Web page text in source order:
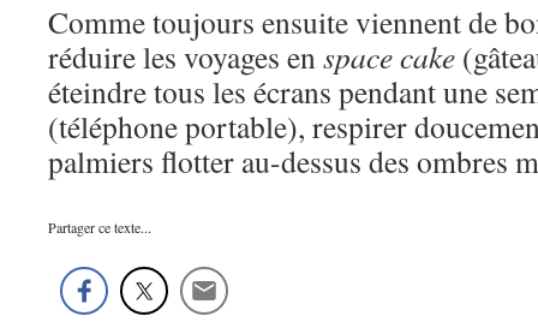
Comme toujours ensuite viennent de
réduire les voyages enspace cake
éteindre tous les écrans pendant une
(téléphone portable), respirer
palmiers flotter au-dessus des ombres
Partager ce texte...